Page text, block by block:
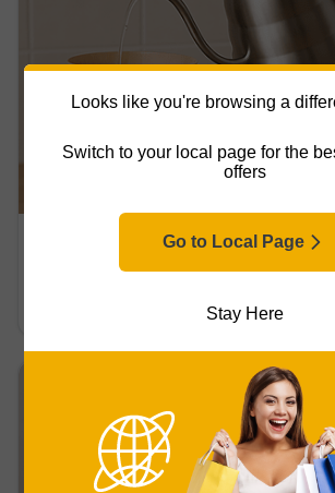
Looks like you're browsing a
Switch to your local page for the
offers
Go to Local Page
Stay Here
(guida passo passo)